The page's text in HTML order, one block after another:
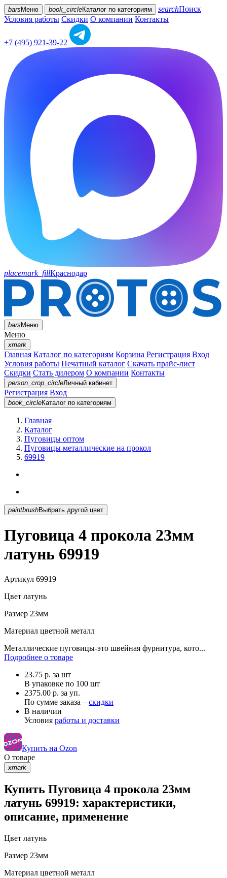
bars Меню book_circleКаталог по категориям searchПоиск
Условия работы Скидки О компании Контакты
+7 (495) 921-39-22
placemark_fillКраснодар
barsМеню
Меню
xmark
Главная Каталог по категориям Корзина Регистрация Вход
Условия работы Печатный каталог Скачать прайс-лист
Скидки Стать дилером О компании Контакты
person_crop_circleЛичный кабинет
Регистрация Вход
book_circleКаталог по категориям
Главная
Каталог
Пуговицы оптом
Пуговицы металлические на прокол
69919
paintbrush Выбрать другой цвет
Пуговица 4 прокола 23мм
латунь 69919
Артикул 69919
Цвет латунь
Размер 23мм
Материал цветной металл
Металлические пуговицы-это швейная фурнитура, кото...
Подробнее о товаре
23.75 р. за шт
В упаковке по 100 шт
2375.00 р. за уп.
По сумме заказа – скидки
В наличии
Условия работы и доставки
Купить на Ozon
О товаре
xmark
Купить Пуговица 4 прокола 23мм
латунь 69919: характеристики,
описание, применение
Цвет латунь
Размер 23мм
Материал цветной металл